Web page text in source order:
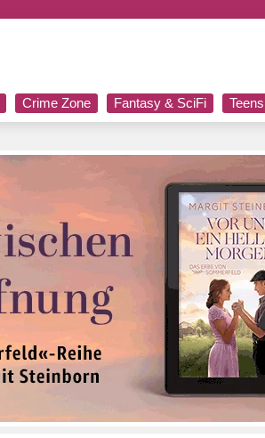
Crime Zone Fantasy & SciFi Teens